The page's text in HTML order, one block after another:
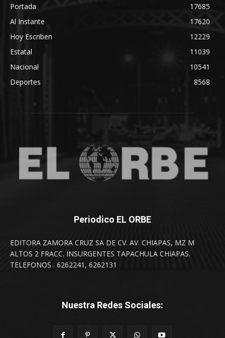
Portada
17685
Al Instante
17620
Hoy Escriben
12229
Estatal
11039
Nacional
10541
Deportes
8568
Periodico EL ORBE
EDITORA ZAMORA CRUZ SA DE CV. AV. CHIAPAS, MZ M
ALTOS 2 FRACC. INSURGENTES TAPACHULA CHIAPAS.
TELEFONOS . 6262241, 6262131
Nuestra Redes Sociales: